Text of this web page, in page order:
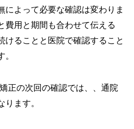
によって必要な確認は変わりま
費用と期間も合わせて伝える
けることと医院で確認すること
。
正の次回の確認では、、通院
ります。